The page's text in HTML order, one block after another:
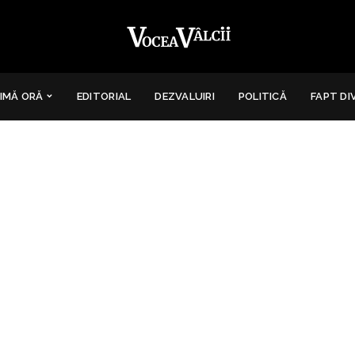
ORĂ EDITORIAL DEZVALUIRI POLITICĂ FAPT